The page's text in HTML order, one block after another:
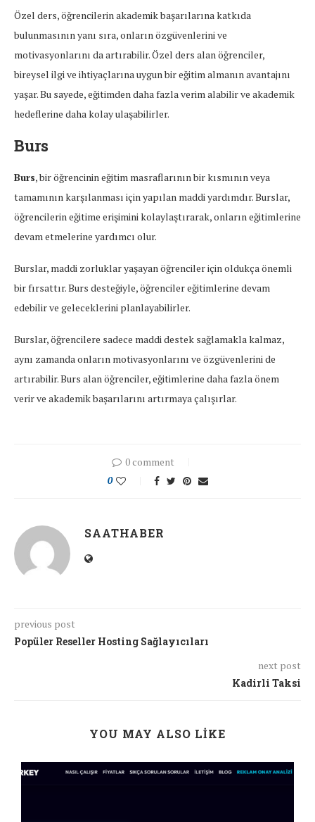
Özel ders, öğrencilerin akademik başarılarına katkıda
bulunmasının yanı sıra, onların özgüvenlerini ve
motivasyonlarını da artırabilir. Özel ders alan öğrenciler,
bireysel ilgi ve ihtiyaçlarına uygun bir eğitim almanın avantajını
yaşar. Bu sayede, eğitimden daha fazla verim alabilir ve akademik
hedeflerine daha kolay ulaşabilirler.
Burs
Burs, bir öğrencinin eğitim masraflarının bir kısmının veya
tamamının karşılanması için yapılan maddi yardımdır. Burslar,
öğrencilerin eğitime erişimini kolaylaştırarak, onların eğitimlerine
devam etmelerine yardımcı olur.
Burslar, maddi zorluklar yaşayan öğrenciler için oldukça önemli
bir fırsattır. Burs desteğiyle, öğrenciler eğitimlerine devam
edebilir ve geleceklerini planlayabilirler.
Burslar, öğrencilere sadece maddi destek sağlamakla kalmaz,
aynı zamanda onların motivasyonlarını ve özgüvenlerini de
artırabilir. Burs alan öğrenciler, eğitimlerine daha fazla önem
verir ve akademik başarılarını artırmaya çalışırlar.
0 comment
0
SAATHABER
previous post
Popüler Reseller Hosting Sağlayıcıları
next post
Kadirli Taksi
YOU MAY ALSO LIKE